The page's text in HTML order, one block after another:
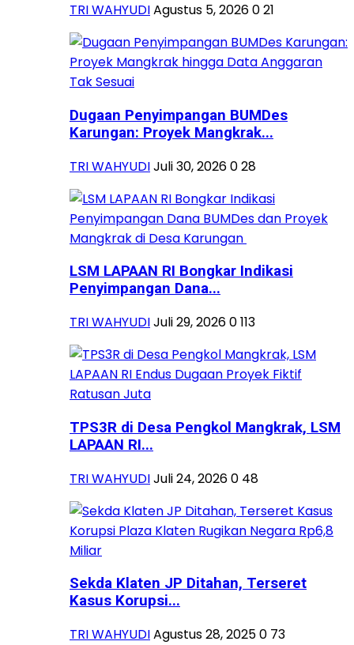
TRI WAHYUDIAgustus 5, 2026021
Dugaan Penyimpangan BUMDes
Karungan: Proyek Mangkrak...
TRI WAHYUDIJuli 30, 2026028
LSM LAPAAN RI Bongkar Indikasi
Penyimpangan Dana...
TRI WAHYUDIJuli 29, 20260113
TPS3R di Desa Pengkol Mangkrak, LSM
LAPAAN RI...
TRI WAHYUDIJuli 24, 20260 48
Sekda Klaten JP Ditahan, Terseret
Kasus Korupsi...
TRI WAHYUDIAgustus 28, 20250 73